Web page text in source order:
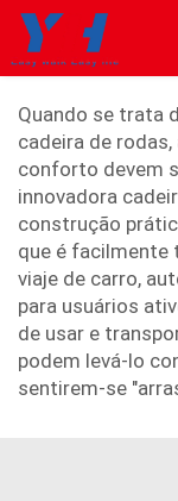
Quando se trata
cadeira de
conforto devem
innovadora
construção
que é facilmente
viaje de carro,
para usuários
de usar e
podem levá-lo
sentirem-se